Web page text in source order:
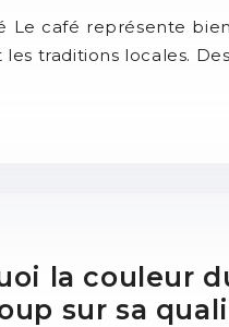
café représente
traditions locales.
la couleur
sur sa